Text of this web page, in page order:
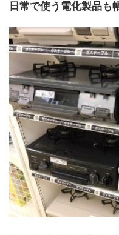
日常で使う電化製品も